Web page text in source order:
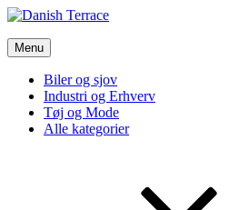
Skip
content
Danish Terrace
Vi bruger de bedste nyheder fra tech
Menu
Biler og sjov
Industri og Erhverv
Tøj og Mode
Alle kategorier